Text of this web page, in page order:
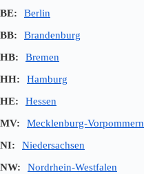
BE:
Berlin
BB:
Brandenburg
HB:
Bremen
HH:
Hamburg
HE:
Hessen
MV:
Mecklenburg-Vorpommern
NI:
Niedersachsen
NW:
Nordrhein-Westfalen